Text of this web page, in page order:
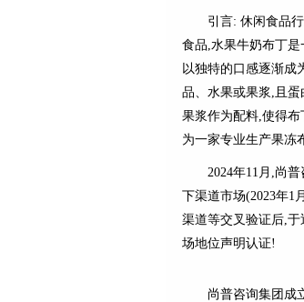
引言: 休闲食品
食品,水果牛奶布丁
以独特的口感逐渐成
品、水果或果浆,且
果浆作为配料,使得
为一家专业生产果冻
2024年11月,尚
下渠道市场(2023年1
渠道等交叉验证后,
场地位声明认证!
尚普咨询集团成